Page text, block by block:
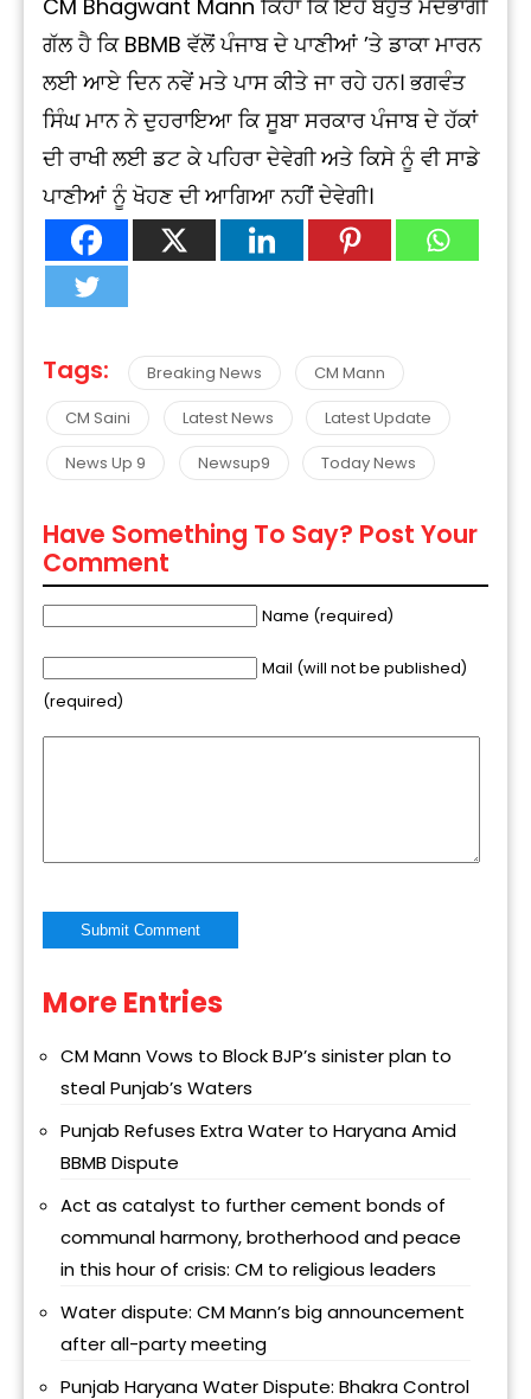
CM Bhagwant Mann ਕਿਹਾ ਕਿ ਇਹ ਬਹੁਤ ਮੰਦਭਾਗੀ
ਗੱਲ ਹੈ ਕਿ BBMB ਵੱਲੋਂ ਪੰਜਾਬ ਦੇ ਪਾਣੀਆਂ ’ਤੇ ਡਾਕਾ ਮਾਰਨ
ਲਈ ਆਏ ਦਿਨ ਨਵੇਂ ਮਤੇ ਪਾਸ ਕੀਤੇ ਜਾ ਰਹੇ ਹਨ। ਭਗਵੰਤ
ਸਿੰਘ ਮਾਨ ਨੇ ਦੁਹਰਾਇਆ ਕਿ ਸੂਬਾ ਸਰਕਾਰ ਪੰਜਾਬ ਦੇ ਹੱਕਾਂ
ਦੀ ਰਾਖੀ ਲਈ ਡਟ ਕੇ ਪਹਿਰਾ ਦੇਵੇਗੀ ਅਤੇ ਕਿਸੇ ਨੂੰ ਵੀ ਸਾਡੇ
ਪਾਣੀਆਂ ਨੂੰ ਖੋਹਣ ਦੀ ਆਗਿਆ ਨਹੀਂ ਦੇਵੇਗੀ।
Tags: Breaking News
CM Mann
CM Saini
Latest News
Latest Update
News Up 9
Newsup9 Today News
Have Something To Say? Post Your
Comment
Name (required)
Mail (will not be published)
(required)
Alternative:
More Entries
CM Mann Vows to Block BJP’s sinister plan to
steal Punjab’s Waters
Punjab Refuses Extra Water to Haryana Amid
BBMB Dispute
Act as catalyst to further cement bonds of
communal harmony, brotherhood and peace
in this hour of crisis: CM to religious leaders
Water dispute: CM Mann’s big announcement
after all-party meeting
Punjab Haryana Water Dispute: Bhakra Control